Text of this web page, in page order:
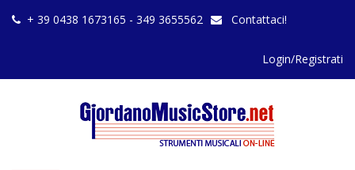
+ 39 0438 1673165 - 349 3655562 Contattaci!
Login/Registrati